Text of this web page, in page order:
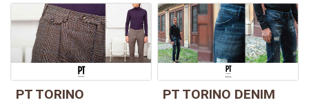
PT TORINO PT TORINO DENIM